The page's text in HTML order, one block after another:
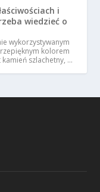
i
wiedzieć o
wykorzystywanym
kolorem
szlachetny, …